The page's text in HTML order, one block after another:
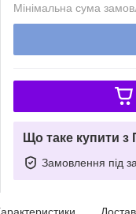
Мінімальна сума
Що таке купити з
Замовлення під